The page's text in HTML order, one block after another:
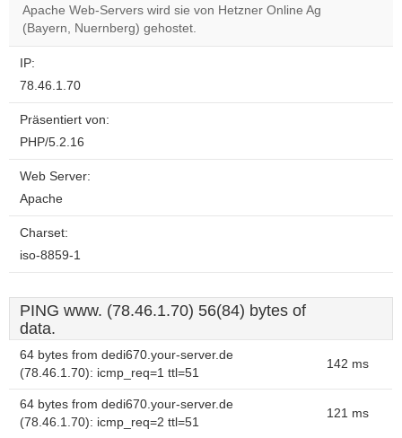
Do you
Apache Web-Servers wird sie von Hetzner Online Ag
(Bayern, Nuernberg) gehostet.
IP:
78.46.1.70
Präsentiert von:
PHP/5.2.16
Web Server:
Apache
Charset:
iso-8859-1
PING www. (78.46.1.70) 56(84) bytes of
data.
64 bytes from dedi670.your-server.de
(78.46.1.70): icmp_req=1 ttl=51
142 ms
64 bytes from dedi670.your-server.de
(78.46.1.70): icmp_req=2 ttl=51
121 ms